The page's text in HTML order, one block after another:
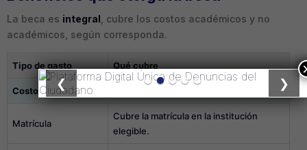
La beca es integral , cubre los costos académicos y no
académicos, según corresponda.
Tipo de gasto Qué cubre
Costos académicos
Matrícula
Cubre la matrícula en la institución
elegible.
❮ ❯